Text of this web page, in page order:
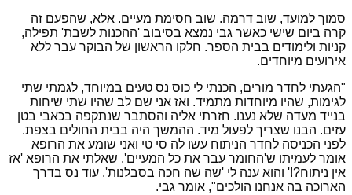
סמוך למועד, שוב דרמה. שוב חסימת מעיים. אלא, שהפעם זה
קרה ביום שישי כאשר גבי נמצא בסיבוב 'ההכנות לשבת' תפילה,
קניות ולימודים בבית הספר. חלקו הראשון של הבוקר עבר ללא
אירועים מיוחדים.
"הגעתי לחדר מורים, הכנתי לי כוס נס טעים במיוחד, לגמתי שתי
לגימות, שהיו מיוחדות מתמיד. ואז אני שם לב שהיו שתי שיחות
בנייד מעדה שלא נענו. חזרתי אליה והסתבר שנתקפה בכאבי בטן
עזים. הבנו שצריך לפעול מיד. ההמשך היה בבית החולים בצפת.
לפני הכניסה לחדר הניתוח עשו לה סי טי ואני שומע את הרופא
אומר לעמיתו ש'החומר עבר את כל המעיים'. שאלתי את הרופא 'אז
אין ניתוח?!' והוא ענה לי 'שה שה חכה בסבלנות'. עוד נס בדרך
הארוכה בה אנחנו הולכים", אומר גבי.